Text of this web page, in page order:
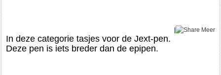
| Meer
In deze categorie tasjes voor de Jext-pen.